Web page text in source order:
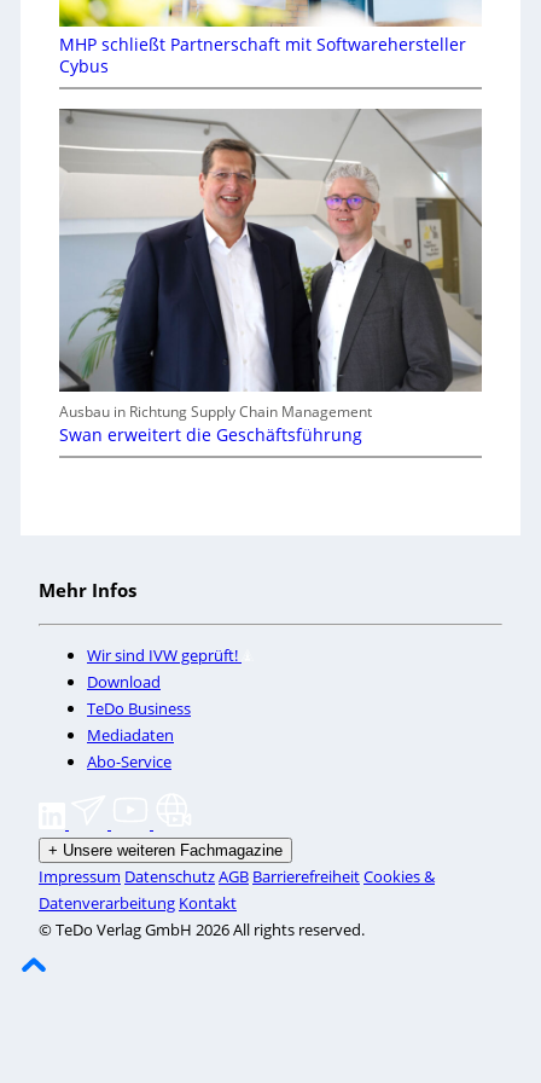
MHP schließt Partnerschaft mit Softwarehersteller
Cybus
Ausbau in Richtung Supply Chain Management
Swan erweitert die Geschäftsführung
Mehr Infos
Wir sind IVW geprüft!
Download
TeDo Business
Mediadaten
Abo-Service
+ Unsere weiteren Fachmagazine
Impressum DatenschutzAGB BarrierefreiheitCookies &
Datenverarbeitung Kontakt
© TeDo Verlag GmbH 2026 All rights reserved.